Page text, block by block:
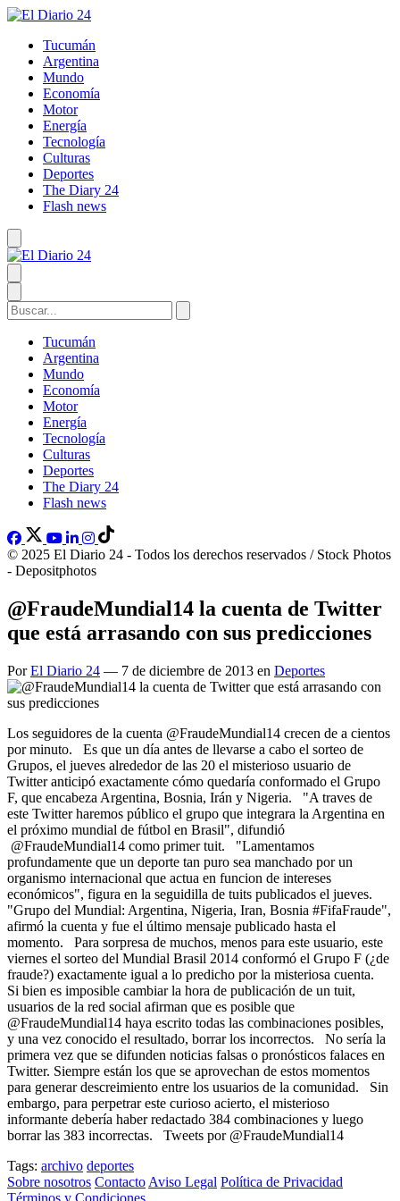
Tucumán
Argentina
Mundo
Economía
Motor
Energía
Tecnología
Culturas
Deportes
The Diary 24
Flash news
Tucumán
Argentina
Mundo
Economía
Motor
Energía
Tecnología
Culturas
Deportes
The Diary 24
Flash news
© 2025 El Diario 24 - Todos los derechos reservados / Stock Photos
- Depositphotos
@FraudeMundial14 la cuenta de Twitter
que está arrasando con sus predicciones
PorEl Diario 24 — 7 de diciembre de 2013 en Deportes
Los seguidores de la cuenta @FraudeMundial14 crecen de a cientos
por minuto. Es que un día antes de llevarse a cabo el sorteo de
Grupos, el jueves alrededor de las 20 el misterioso usuario de
Twitter anticipó exactamente cómo quedaría conformado el Grupo
F, que encabeza Argentina, Bosnia, Irán y Nigeria. "A traves de
este Twitter haremos público el grupo que integrara la Argentina en
el próximo mundial de fútbol en Brasil", difundió
@FraudeMundial14 como primer tuit. "Lamentamos
profundamente que un deporte tan puro sea manchado por un
organismo internacional que actua en funcion de intereses
económicos", figura en la seguidilla de tuits publicados el jueves.
"Grupo del Mundial: Argentina, Nigeria, Iran, Bosnia #FifaFraude",
afirmó la cuenta y fue el último mensaje publicado hasta el
momento. Para sorpresa de muchos, menos para este usuario, este
viernes el sorteo del Mundial Brasil 2014 conformó el Grupo F (¿de
fraude?) exactamente igual a lo predicho por la misteriosa cuenta.
Si bien es imposible cambiar la hora de publicación de un tuit,
usuarios de la red social afirman que es posible que
@FraudeMundial14 haya escrito todas las combinaciones posibles,
y una vez conocido el resultado, borrar los incorrectos. No sería la
primera vez que se difunden noticias falsas o pronósticos falaces en
Twitter. Siempre están los que se aprovechan de estos momentos
para generar descreimiento entre los usuarios de la comunidad. Sin
embargo, para perpetrar este curioso acierto, el misterioso
informante debería haber redactado 384 combinaciones y luego
borrar las 383 incorrectas. Tweets por @FraudeMundial14
Tags: archivo deportes
Sobre nosotros Contacto Aviso Legal Política de Privacidad
Términos y Condiciones